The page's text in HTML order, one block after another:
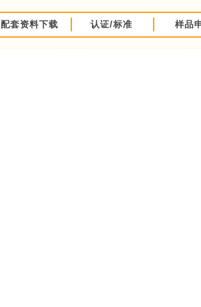
配套资料下载 认证/标准 样品